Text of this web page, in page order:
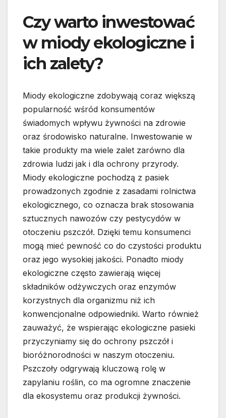
Czy warto inwestować
w miody ekologiczne i
ich zalety?
Miody ekologiczne zdobywają coraz większą
popularność wśród konsumentów
świadomych wpływu żywności na zdrowie
oraz środowisko naturalne. Inwestowanie w
takie produkty ma wiele zalet zarówno dla
zdrowia ludzi jak i dla ochrony przyrody.
Miody ekologiczne pochodzą z pasiek
prowadzonych zgodnie z zasadami rolnictwa
ekologicznego, co oznacza brak stosowania
sztucznych nawozów czy pestycydów w
otoczeniu pszczół. Dzięki temu konsumenci
mogą mieć pewność co do czystości produktu
oraz jego wysokiej jakości. Ponadto miody
ekologiczne często zawierają więcej
składników odżywczych oraz enzymów
korzystnych dla organizmu niż ich
konwencjonalne odpowiedniki. Warto również
zauważyć, że wspierając ekologiczne pasieki
przyczyniamy się do ochrony pszczół i
bioróżnorodności w naszym otoczeniu.
Pszczoły odgrywają kluczową rolę w
zapylaniu roślin, co ma ogromne znaczenie
dla ekosystemu oraz produkcji żywności.